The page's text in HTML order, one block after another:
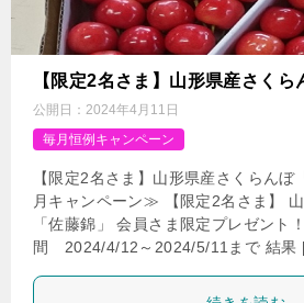
【限定2名さま】山形県産さくら
公開日： 2024年4月11日
毎月恒例キャンペーン
【限定2名さま】山形県産さくらん
月キャンペーン≫ 【限定2名さま】
「佐藤錦」 会員さま限定プレゼント
間 2024/4/12～2024/5/11まで 結